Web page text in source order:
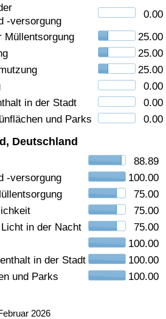
-versorgung
0.00
Müllentsorgung
25.00
25.00
25.00
0.00
in der Stadt
0.00
und Parks
0.00
Deutschland
88.89
-versorgung
100.00
75.00
75.00
in der Nacht
75.00
100.00
in der Stadt
100.00
und Parks
100.00
2026
Land
Index (aktuell)
Index nach Land
Index (aktuell)